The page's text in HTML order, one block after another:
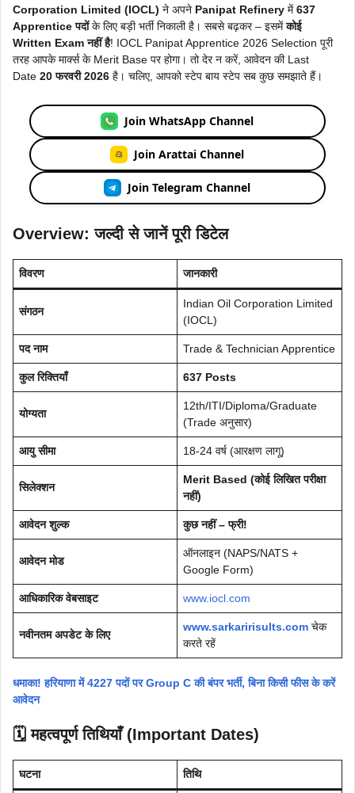
Corporation Limited (IOCL) ने अपने Panipat Refinery में637
Apprentice पदोंके लिए बड़ी भर्ती निकाली है। सबसे बढ़कर – इसमेंकोई
Written Exam नहीं है! IOCL Panipat Apprentice 2026 Selection पूरी
तरह आपके मार्क्स के Merit Base पर होगा। तो देर न करें, आवेदन की Last
Date 20 फरवरी 2026 है। चलिए, आपको स्टेप बाय स्टेप सब कुछ समझाते हैं।
Join WhatsApp Channel
Join Arattai Channel
Join Telegram Channel
Overview: जल्दी से जानें पूरी डिटेल
विवरण जानकारी
संगठन
Indian Oil Corporation Limited
(IOCL)
पद नाम Trade & Technician Apprentice
कुल रिक्तियाँ 637 Posts
योग्यता
12th/ITI/Diploma/Graduate
(Trade अनुसार)
आयु सीमा 18-24 वर्ष (आरक्षण लागू)
सिलेक्शन
Merit Based (कोई लिखित परीक्षा
नहीं)
आवेदन शुल्क कुछ नहीं – फ्री!
आवेदन मोड
ऑनलाइन (NAPS/NATS +
Google Form)
आधिकारिक वेबसाइट www.iocl.com
नवीनतम अपडेट के लिए
www.sarkaririsults.com चेक
करते रहें
धमाका! हरियाणा में 4227 पदों पर Group C की बंपर भर्ती, बिना किसी फीस के करें
आवेदन
🗓️ महत्वपूर्ण तिथियाँ (Important Dates)
घटना तिथि